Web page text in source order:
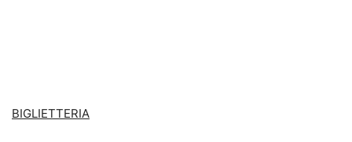
BIGLIETTERIA